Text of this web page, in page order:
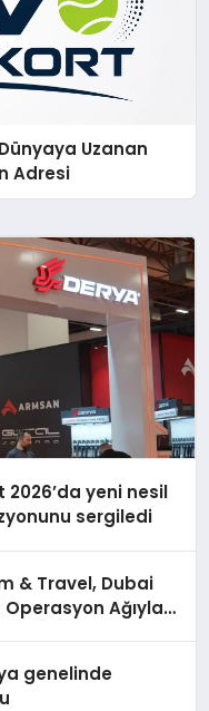
Uzanan
Adresi
yeni nesil
sergiledi
& Travel, Dubai
Ağıyla
genelinde